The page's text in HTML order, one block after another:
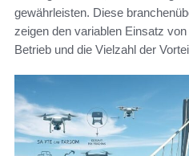
gewährleisten. Diese
zeigen den variablen Einsatz
Betrieb und die Vielzahl der